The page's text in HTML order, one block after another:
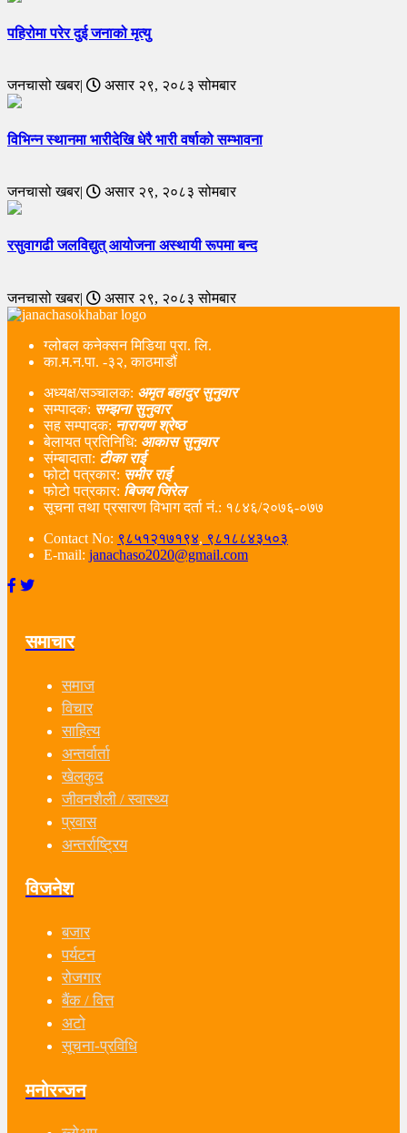
पहिरोमा परेर दुई जनाको मृत्यु
जनचासो खबर| असार २९, २०८३ सोमबार
विभिन्न स्थानमा भारीदेखि धेरै भारी वर्षाको सम्भावना
जनचासो खबर| असार २९, २०८३ सोमबार
रसुवागढी जलविद्युत् आयोजना अस्थायी रूपमा बन्द
जनचासो खबर| असार २९, २०८३ सोमबार
ग्लोबल कनेक्सन मिडिया प्रा. लि.
का.म.न.पा. -३२, काठमाडौं
अध्यक्ष/सञ्चालक: अमृत बहादुर सुनुवार
सम्पादक: सम्झना सुनुवार
सह सम्पादक: नारायण श्रेष्ठ
बेलायत प्रतिनिधि: आकास सुनुवार
संम्बादाता: टीका राई
फोटो पत्रकार: समीर राई
फोटो पत्रकार: बिजय जिरेल
सूचना तथा प्रसारण विभाग दर्ता नं‌.: १८४६/२०७६-०७७
Contact No: ९८५१२१७१९४, ९८१८८४३५०३
E-mail: janachaso2020@gmail.com
समाचार
समाज
विचार
साहित्य
अन्तर्वार्ता
खेलकुद
जीवनशैली / स्वास्थ्य
प्रवास
अन्तर्राष्ट्रिय
विजनेश
बजार
पर्यटन
रोजगार
बैंक / वित्त
अटो
सूचना-प्रविधि
मनोरन्जन